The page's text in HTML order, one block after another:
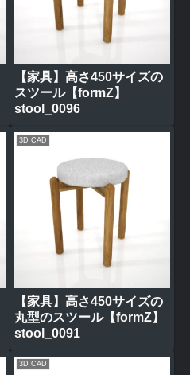
【家具】高さ450サイズの
スツール【formZ】
stool_0096
3D CAD
【家具】高さ450サイズの
丸型のスツール【formZ】
stool_0091
3D CAD